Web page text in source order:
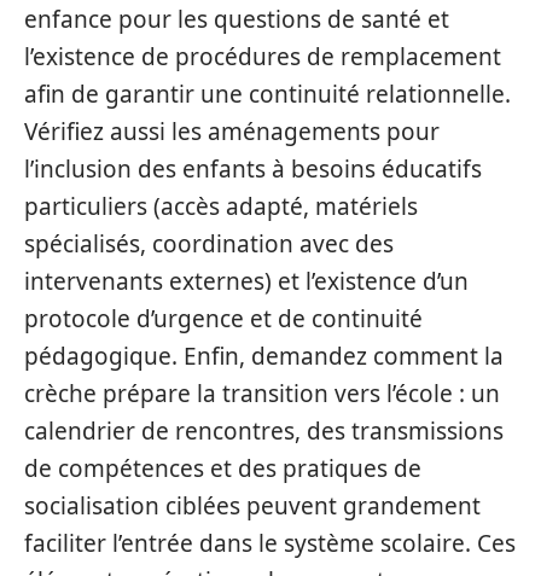
enfance pour les questions de santé et
l’existence de procédures de remplacement
afin de garantir une continuité relationnelle.
Vérifiez aussi les aménagements pour
l’inclusion des enfants à besoins éducatifs
particuliers (accès adapté, matériels
spécialisés, coordination avec des
intervenants externes) et l’existence d’un
protocole d’urgence et de continuité
pédagogique. Enfin, demandez comment la
crèche prépare la transition vers l’école : un
calendrier de rencontres, des transmissions
de compétences et des pratiques de
socialisation ciblées peuvent grandement
faciliter l’entrée dans le système scolaire. Ces